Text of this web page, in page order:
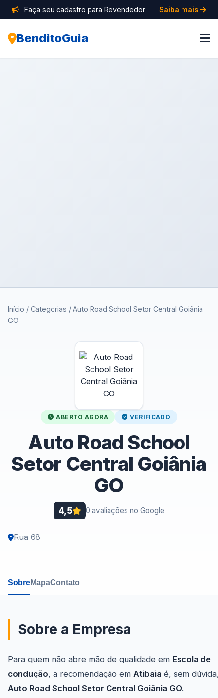
Faça seu cadastro para Revendedor Saiba mais
BenditoGuia
Início / Categorias / Auto Road School Setor Central Goiânia
GO
ABERTO AGORA VERIFICADO
Auto Road School
Setor Central Goiânia
GO
4,5 0 avaliações no Google
Rua 68
SobreMapaContato
Sobre a Empresa
Para quem não abre mão de qualidade em Escola de
condução, a recomendação em Atibaia é, sem
Auto Road School Setor Central Goiânia GO.